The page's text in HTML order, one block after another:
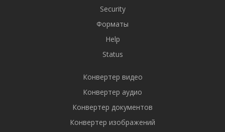
Security
Форматы
Help
Status
Конвертер видео
Конвертер аудио
Конвертер документов
Конвертер изображений